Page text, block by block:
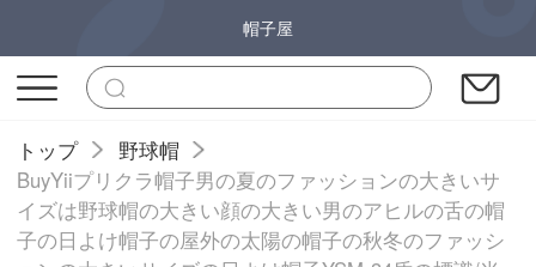
帽子屋
トップ
野球帽
BuyYiiプリクラ帽子男の夏のファッションの大きいサ
イズは野球帽の大きい顔の大きい男のアヒルの舌の帽
子の日よけ帽子の屋外の太陽の帽子の秋冬のファッシ